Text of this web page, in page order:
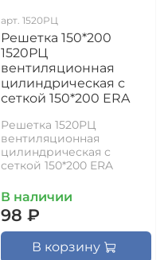
арт. 1520РЦ
Решетка 150*200
1520РЦ
вентиляционная
цилиндрическая с
сеткой 150*200 ERA
Решетка 1520РЦ
вентиляционная
цилиндрическая с
сеткой 150*200 ERA
В наличии
98 ₽
В корзину